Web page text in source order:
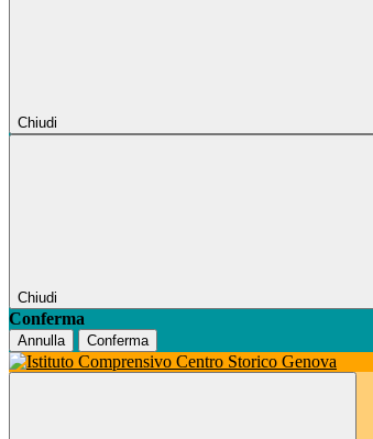
Chiudi
Chiudi
Conferma
Annulla Conferma